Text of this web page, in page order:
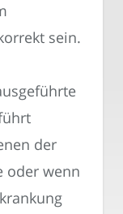
sein.
der
oder wenn